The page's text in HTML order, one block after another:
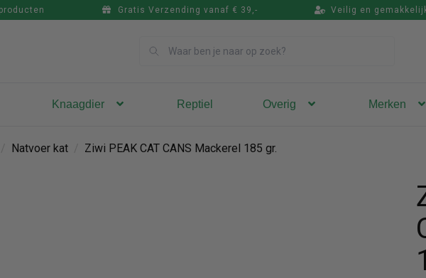
Gratis Verzending vanaf € 39,- Veilig en
Knaagdier Reptiel Overig Merken
Natvoer kat Ziwi PEAK CAT CANS Mackerel 185 gr.